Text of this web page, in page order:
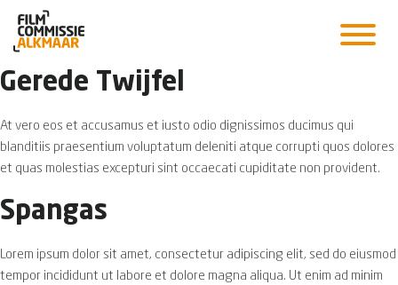
Gerede Twijfel
At vero eos et accusamus et iusto odio dignissimos ducimus qui
blanditiis praesentium voluptatum deleniti atque corrupti quos dolores
et quas molestias excepturi sint occaecati cupiditate non provident.
Spangas
Lorem ipsum dolor sit amet, consectetur adipiscing elit, sed do eiusmod
tempor incididunt ut labore et dolore magna aliqua. Ut enim ad minim